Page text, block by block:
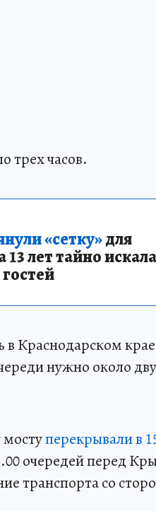
трех часов.
«сетку»для
лет тайно
в Краснодарском
нужно около
перекрывали в
очередей перед
транспорта со